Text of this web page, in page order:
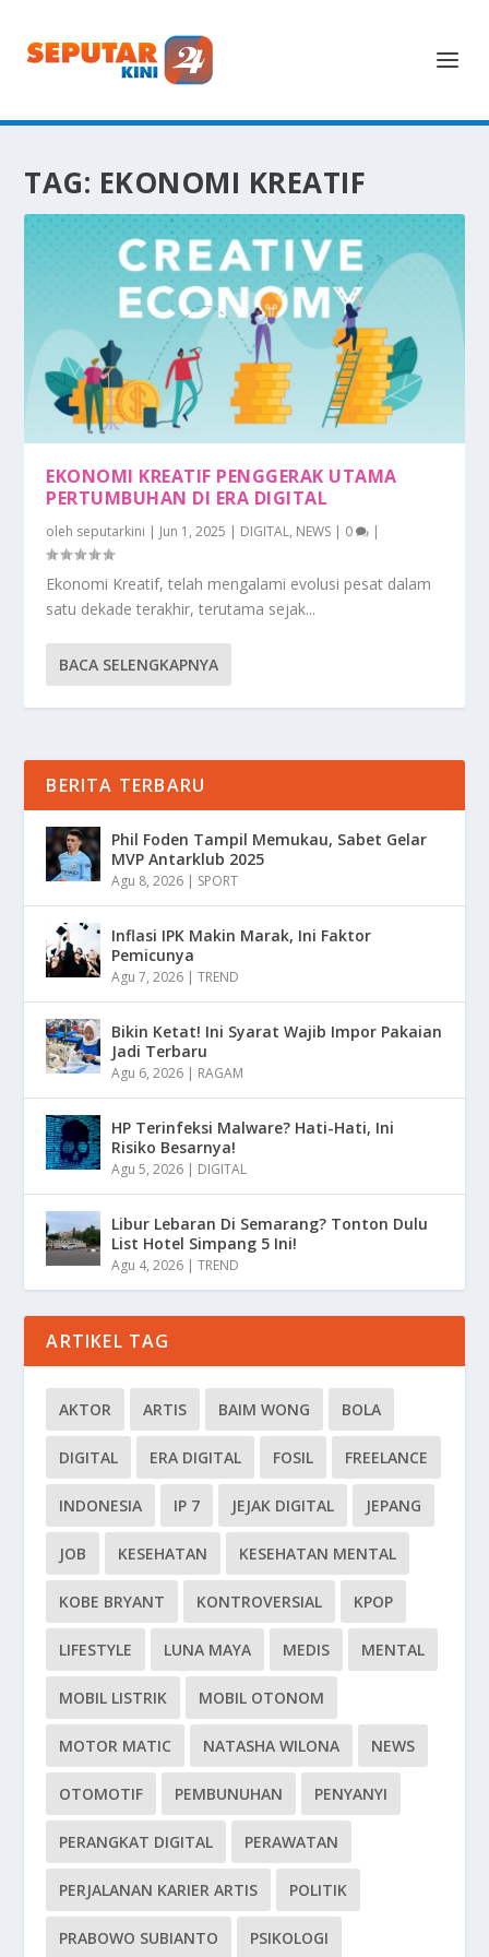
TAG: EKONOMI KREATIF
EKONOMI KREATIF PENGGERAK UTAMA
PERTUMBUHAN DI ERA DIGITAL
oleh seputarkini | Jun 1, 2025 | DIGITAL, NEWS | 0 |
Ekonomi Kreatif, telah mengalami evolusi pesat dalam
satu dekade terakhir, terutama sejak...
BACA SELENGKAPNYA
BERITA TERBARU
Phil Foden Tampil Memukau, Sabet Gelar
MVP Antarklub 2025
Agu 8, 2026 | SPORT
Inflasi IPK Makin Marak, Ini Faktor
Pemicunya
Agu 7, 2026 |TREND
Bikin Ketat! Ini Syarat Wajib Impor Pakaian
Jadi Terbaru
Agu 6, 2026 | RAGAM
HP Terinfeksi Malware? Hati-Hati, Ini
Risiko Besarnya!
Agu 5, 2026 | DIGITAL
Libur Lebaran Di Semarang? Tonton Dulu
List Hotel Simpang 5 Ini!
Agu 4, 2026 |TREND
ARTIKEL TAG
AKTOR ARTIS BAIM WONG BOLA
DIGITAL ERA DIGITAL FOSIL FREELANCE
INDONESIA IP 7 JEJAK DIGITAL JEPANG
JOB KESEHATAN KESEHATAN MENTAL
KOBE BRYANT KONTROVERSIAL KPOP
LIFESTYLE LUNA MAYA MEDIS MENTAL
MOBIL LISTRIK MOBIL OTONOM
MOTOR MATIC NATASHA WILONA NEWS
OTOMOTIF PEMBUNUHAN PENYANYI
PERANGKAT DIGITAL PERAWATAN
PERJALANAN KARIER ARTIS POLITIK
PRABOWO SUBIANTO PSIKOLOGI